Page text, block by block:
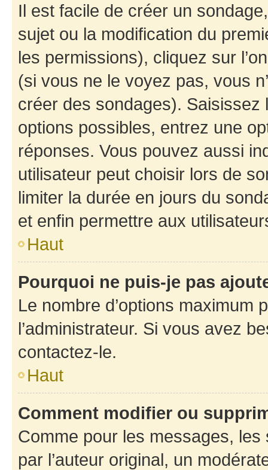
Il est facile de créer un
sujet ou la modification du
les permissions), cliquez sur
(si vous ne le voyez pas, vous
créer des sondages).
options possibles, entrez une
réponses. Vous pouvez aussi
utilisateur peut choisir lors de
limiter la durée en jours du
et enfin permettre aux
Haut
Pourquoi ne puis-je pas
Le nombre d’options maximum
l’administrateur. Si vous avez
contactez-le.
Haut
Comment modifier ou
Comme pour les messages,
par l’auteur original, un